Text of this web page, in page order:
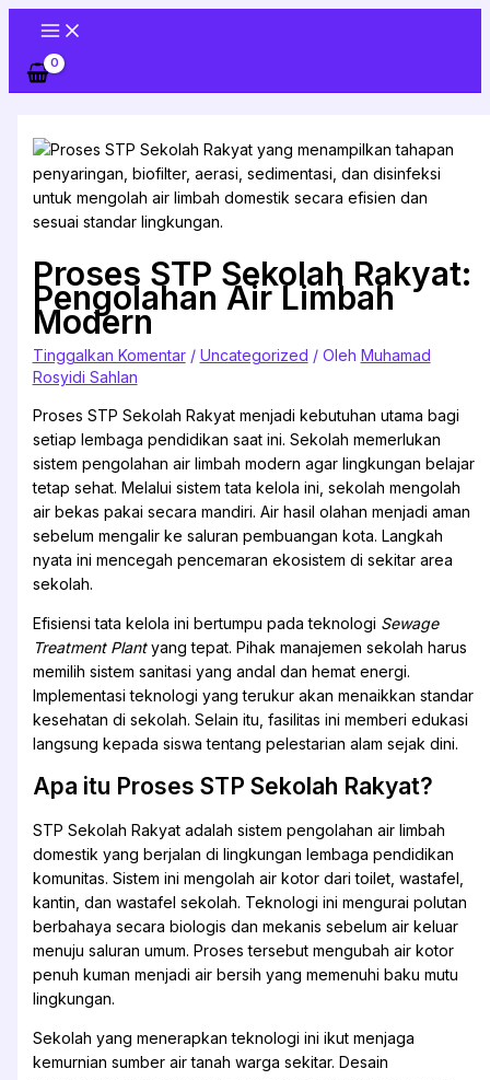
konten
Proses STP Sekolah Rakyat:
Pengolahan Air Limbah
Modern
Tinggalkan Komentar / Uncategorized / Oleh Muhamad
Rosyidi Sahlan
Proses STP Sekolah Rakyat menjadi kebutuhan utama bagi
setiap lembaga pendidikan saat ini. Sekolah memerlukan
sistem pengolahan air limbah modern agar lingkungan belajar
tetap sehat. Melalui sistem tata kelola ini, sekolah mengolah
air bekas pakai secara mandiri. Air hasil olahan menjadi aman
sebelum mengalir ke saluran pembuangan kota. Langkah
nyata ini mencegah pencemaran ekosistem di sekitar area
sekolah.
Efisiensi tata kelola ini bertumpu pada teknologi Sewage
Treatment Plantyang tepat. Pihak manajemen sekolah harus
memilih sistem sanitasi yang andal dan hemat energi.
Implementasi teknologi yang terukur akan menaikkan standar
kesehatan di sekolah. Selain itu, fasilitas ini memberi edukasi
langsung kepada siswa tentang pelestarian alam sejak dini.
Apa itu Proses STP Sekolah Rakyat?
STP Sekolah Rakyat adalah sistem pengolahan air limbah
domestik yang berjalan di lingkungan lembaga pendidikan
komunitas. Sistem ini mengolah air kotor dari toilet, wastafel,
kantin, dan wastafel sekolah. Teknologi ini mengurai polutan
berbahaya secara biologis dan mekanis sebelum air keluar
menuju saluran umum. Proses tersebut mengubah air kotor
penuh kuman menjadi air bersih yang memenuhi baku mutu
lingkungan.
Sekolah yang menerapkan teknologi ini ikut menjaga
kemurnian sumber air tanah warga sekitar. Desain